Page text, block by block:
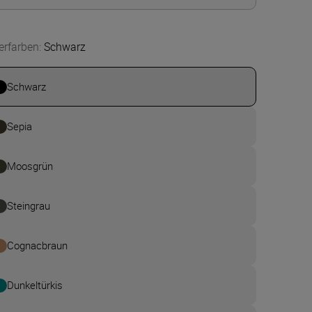
:Schwarz
Schwarz
Sepia
Moosgrün
Steingrau
Cognacbraun
Dunkeltürkis